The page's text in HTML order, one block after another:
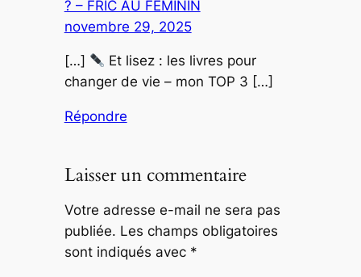
? – FRIC AU FEMININ
novembre 29, 2025
[…]
Et lisez : les livres pour
changer de vie – mon TOP 3 […]
Répondre
Laisser un commentaire
Votre adresse e-mail ne sera pas
publiée. Les champs obligatoires
sont indiqués avec *